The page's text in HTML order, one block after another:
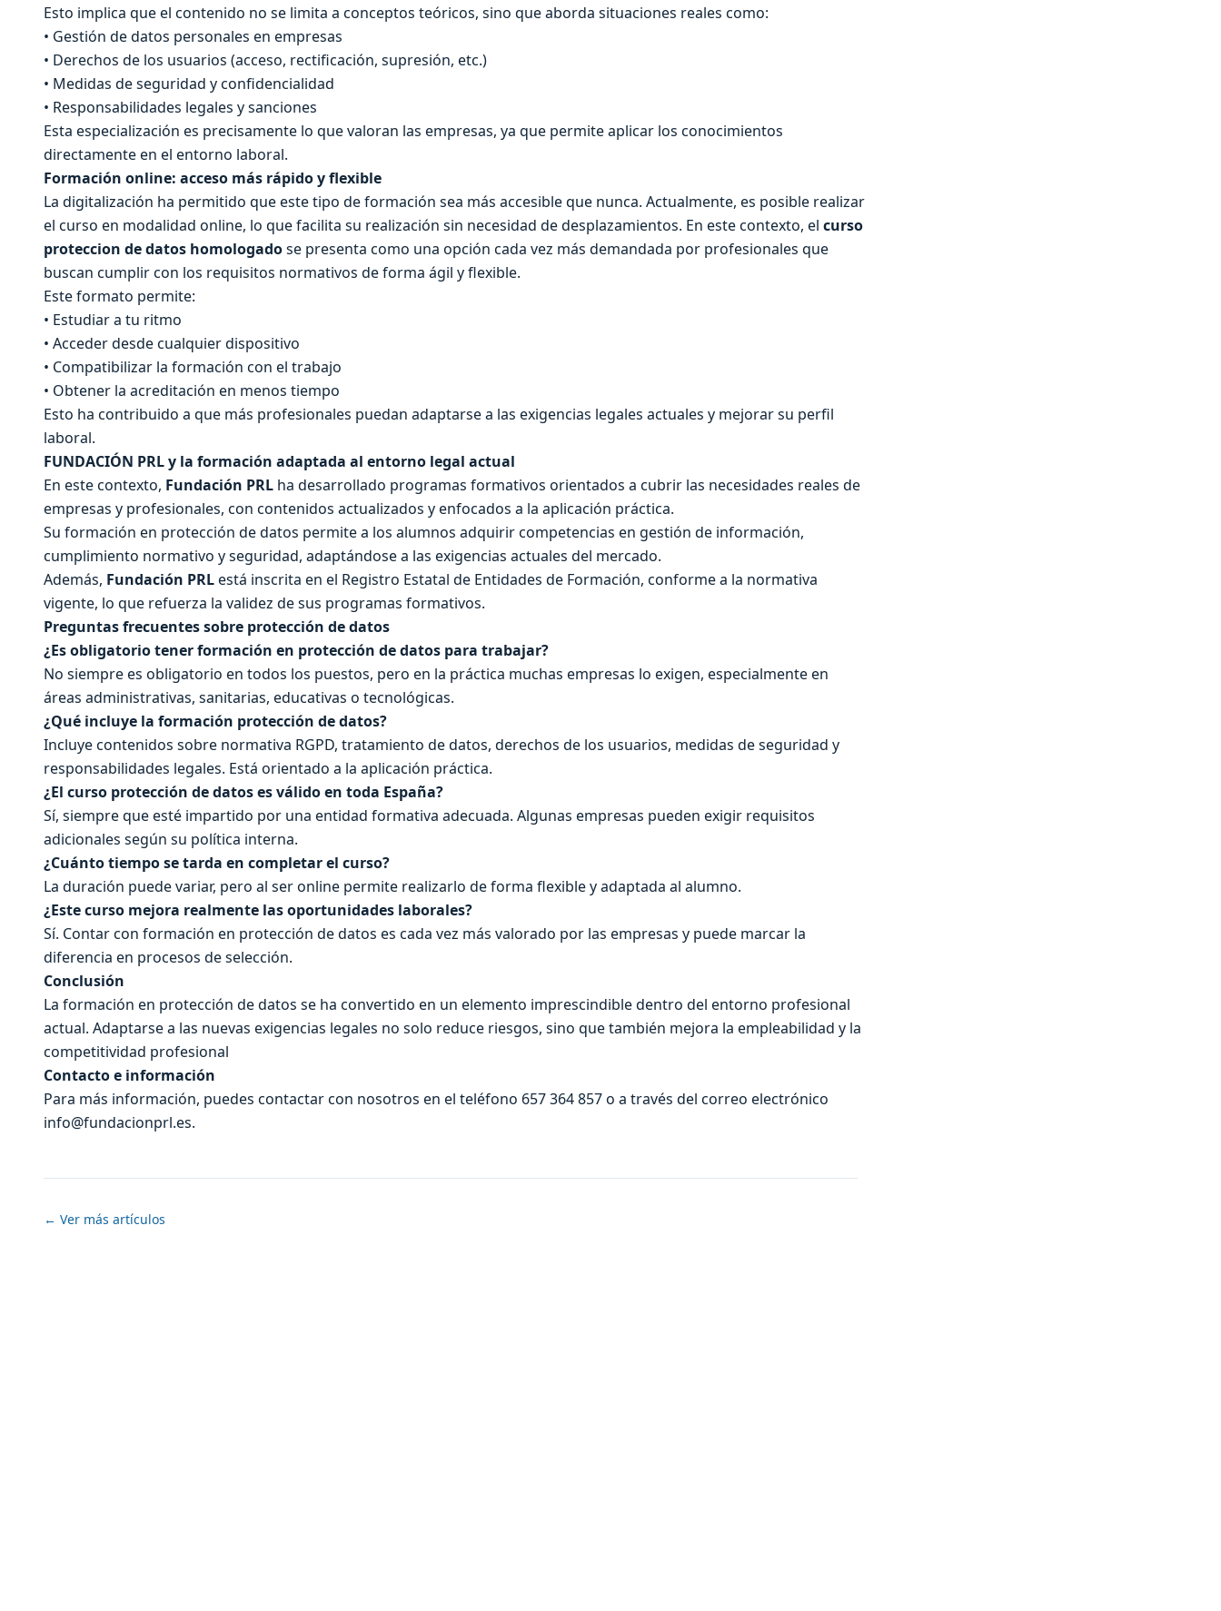
Esto implica que el contenido no se limita a conceptos teóricos, sino que aborda situaciones reales como:
• Gestión de datos personales en empresas
• Derechos de los usuarios (acceso, rectificación, supresión, etc.)
• Medidas de seguridad y confidencialidad
• Responsabilidades legales y sanciones
Esta especialización es precisamente lo que valoran las empresas, ya que permite aplicar los conocimientos
directamente en el entorno laboral.
Formación online: acceso más rápido y flexible
La digitalización ha permitido que este tipo de formación sea más accesible que nunca. Actualmente, es posible realizar
el curso en modalidad online, lo que facilita su realización sin necesidad de desplazamientos. En este contexto, el curso
proteccion de datos homologadose presenta como una opción cada vez más demandada por profesionales que
buscan cumplir con los requisitos normativos de forma ágil y flexible.
Este formato permite:
• Estudiar a tu ritmo
• Acceder desde cualquier dispositivo
• Compatibilizar la formación con el trabajo
• Obtener la acreditación en menos tiempo
Esto ha contribuido a que más profesionales puedan adaptarse a las exigencias legales actuales y mejorar su perfil
laboral.
FUNDACIÓN PRL y la formación adaptada al entorno legal actual
En este contexto, Fundación PRL ha desarrollado programas formativos orientados a cubrir las necesidades reales de
empresas y profesionales, con contenidos actualizados y enfocados a la aplicación práctica.
Su formación en protección de datos permite a los alumnos adquirir competencias en gestión de información,
cumplimiento normativo y seguridad, adaptándose a las exigencias actuales del mercado.
Además, Fundación PRLestá inscrita en el Registro Estatal de Entidades de Formación, conforme a la normativa
vigente, lo que refuerza la validez de sus programas formativos.
Preguntas frecuentes sobre protección de datos
¿Es obligatorio tener formación en protección de datos para trabajar?
No siempre es obligatorio en todos los puestos, pero en la práctica muchas empresas lo exigen, especialmente en
áreas administrativas, sanitarias, educativas o tecnológicas.
¿Qué incluye la formación protección de datos?
Incluye contenidos sobre normativa RGPD, tratamiento de datos, derechos de los usuarios, medidas de seguridad y
responsabilidades legales. Está orientado a la aplicación práctica.
¿El curso protección de datos es válido en toda España?
Sí, siempre que esté impartido por una entidad formativa adecuada. Algunas empresas pueden exigir requisitos
adicionales según su política interna.
¿Cuánto tiempo se tarda en completar el curso?
La duración puede variar, pero al ser online permite realizarlo de forma flexible y adaptada al alumno.
¿Este curso mejora realmente las oportunidades laborales?
Sí. Contar con formación en protección de datos es cada vez más valorado por las empresas y puede marcar la
diferencia en procesos de selección.
Conclusión
La formación en protección de datos se ha convertido en un elemento imprescindible dentro del entorno profesional
actual. Adaptarse a las nuevas exigencias legales no solo reduce riesgos, sino que también mejora la empleabilidad y la
competitividad profesional
Contacto e información
Para más información, puedes contactar con nosotros en el teléfono 657 364 857 o a través del correo electrónico
info@fundacionprl.es.
← Ver más artículos